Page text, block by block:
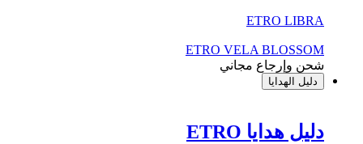
ETRO LIBRA
ETRO VELA BLOSSOM
شحن وإرجاع مجاني
دليل الهدايا
دليل هدايا ETRO